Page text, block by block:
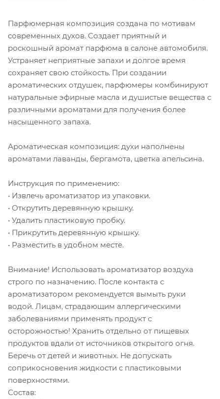
Парфюмерная композиция создана по мотивам
современных духов. Создает приятный и
роскошный аромат парфюма в салоне автомобиля.
Устраняет неприятные запахи и долгое время
сохраняет свою стойкость. При создании
ароматических отдушек, парфюмеры комбинируют
натуральные эфирные масла и душистые вещества с
различными ароматами для получения более
насыщенного запаха.
Ароматическая композиция: духи наполнены
ароматами лаванды, бергамота, цветка апельсина.
Инструкция по применению:
• Извлечь ароматизатор из упаковки.
• Открутить деревянную крышку.
• Удалить пластиковую пробку.
• Прикрутить деревянную крышку.
• Разместить в удобном месте.
Внимание! Использовать ароматизатор воздуха
строго по назначению. После контакта с
ароматизатором рекомендуется вымыть руки
водой. Лицам, страдающим аллергическими
заболеваниями применять продукт с
осторожностью! Хранить отдельно от пищевых
продуктов вдали от источников открытого огня.
Беречь от детей и животных. Не допускать
соприкосновения жидкости с пластиковыми
поверхностями.
Состав: